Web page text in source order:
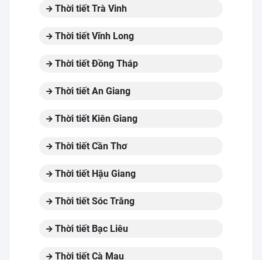
Thời tiết Trà Vinh
Thời tiết Vĩnh Long
Thời tiết Đồng Tháp
Thời tiết An Giang
Thời tiết Kiên Giang
Thời tiết Cần Thơ
Thời tiết Hậu Giang
Thời tiết Sóc Trăng
Thời tiết Bạc Liêu
Thời tiết Cà Mau